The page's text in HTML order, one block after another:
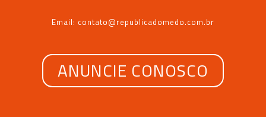
Email: contato@republicadomedo.com.br
ANUNCIE CONOSCO